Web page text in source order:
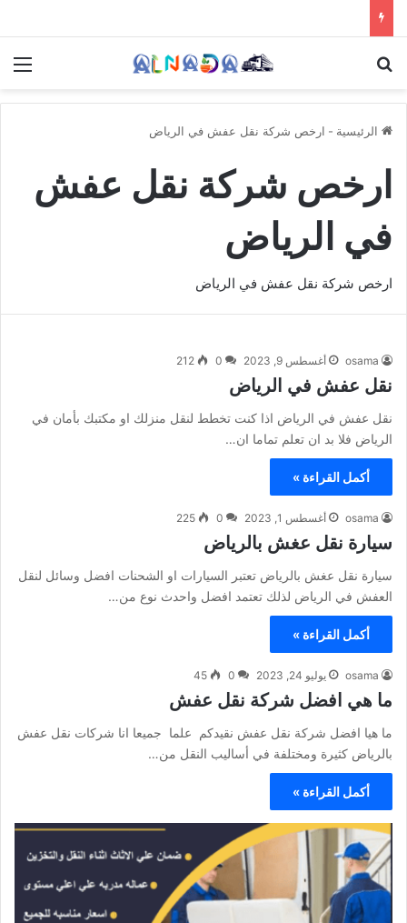
الرئيسية - ارخص شركة نقل عفش في الرياض
ارخص شركة نقل عفش
في الرياض
ارخص شركة نقل عفش في الرياض
osama أغسطس 9, 2023 0
212
نقل عفش في الرياض
نقل عفش في الرياض اذا كنت تخطط لنقل منزلك او مكتبك بأمان في
الرياض فلا بد ان تعلم تماما ان…
أكمل القراءة »
osama أغسطس 1, 2023 0
225
سيارة نقل عغش بالرياض
سيارة نقل عغش بالرياض تعتبر السيارات او الشحنات افضل وسائل لنقل
العفش في الرياض لذلك تعتمد افضل واحدث نوع من…
أكمل القراءة »
osama يوليو 24, 2023 0
45
ما هي افضل شركة نقل عفش
ما هيا افضل شركة نقل عفش نقيدكم علما جميعا انا شركات نقل عفش
بالرياض كثيرة ومختلفة في أساليب النقل من…
أكمل القراءة »